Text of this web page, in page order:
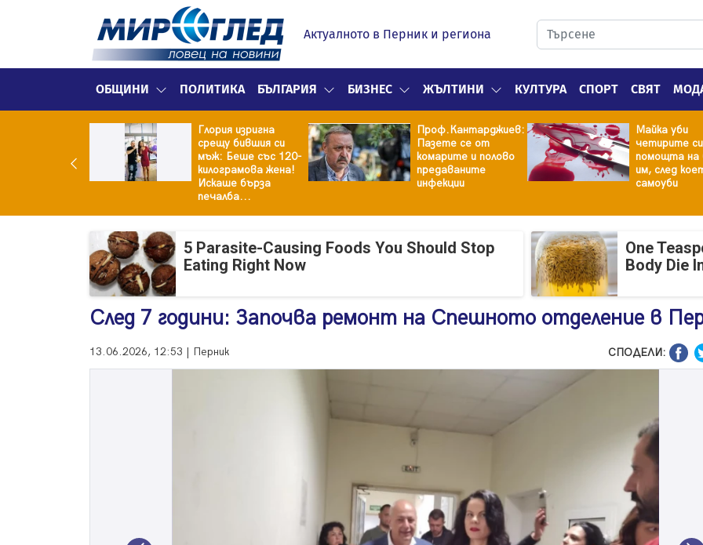
Актуалното в Перник и региона
ОБЩИНИ ПОЛИТИКА БЪЛГАРИЯ БИЗНЕС ЖЪЛТИНИ КУЛТУРА СПОРТ СВЯТ
Глория изригна
срещу бившия си
мъж: Беше със 120-
килограмова жена!
Искаше бърза
печалба...
Проф.Кантарджиев:
Пазете се от
комарите и полово
предаваните
инфекции
Майка уби
четирите
помощта на
им, след
самоуби
5 Parasite-Causing Foods You Should Stop
Eating Right Now
One
Body Die
След 7 години: Започва ремонт на Спешното отделение в
13.06.2026, 12:53 | Перник СПОДЕЛИ: